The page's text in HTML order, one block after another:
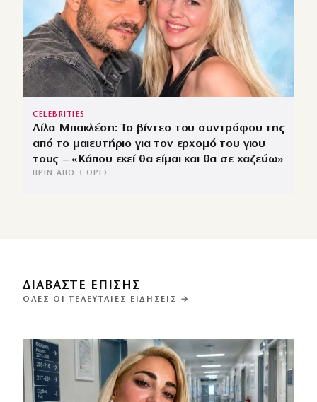
CELEBRITIES
Λίλα Μπακλέση: Το βίντεο του συντρόφου της
από το μαιευτήριο για τον ερχομό του γιου
τους – «Κάπου εκεί θα είμαι και θα σε χαζεύω»
ΠΡΙΝ ΑΠΌ 3 ΏΡΕΣ
ΔΙΑΒΑΣΤΕ ΕΠΙΣΗΣ
ΌΛΕΣ ΟΙ ΤΕΛΕΥΤΑΊΕΣ ΕΙΔΉΣΕΙΣ →